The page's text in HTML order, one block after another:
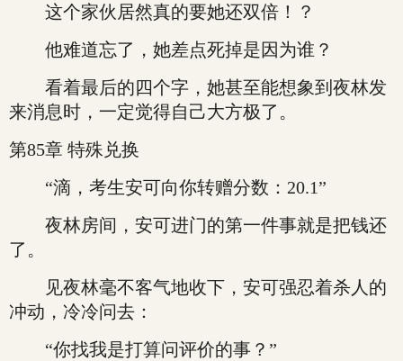
这个家伙居然真的要她还双倍！？
他难道忘了，她差点死掉是因为谁？
看着最后的四个字，她甚至能想象到夜林发
来消息时，一定觉得自己大方极了。
第85章 特殊兑换
“滴，考生安可向你转赠分数：20.1”
夜林房间，安可进门的第一件事就是把钱还
了。
见夜林毫不客气地收下，安可强忍着杀人的
冲动，冷冷问去：
“你找我是打算问评价的事？”